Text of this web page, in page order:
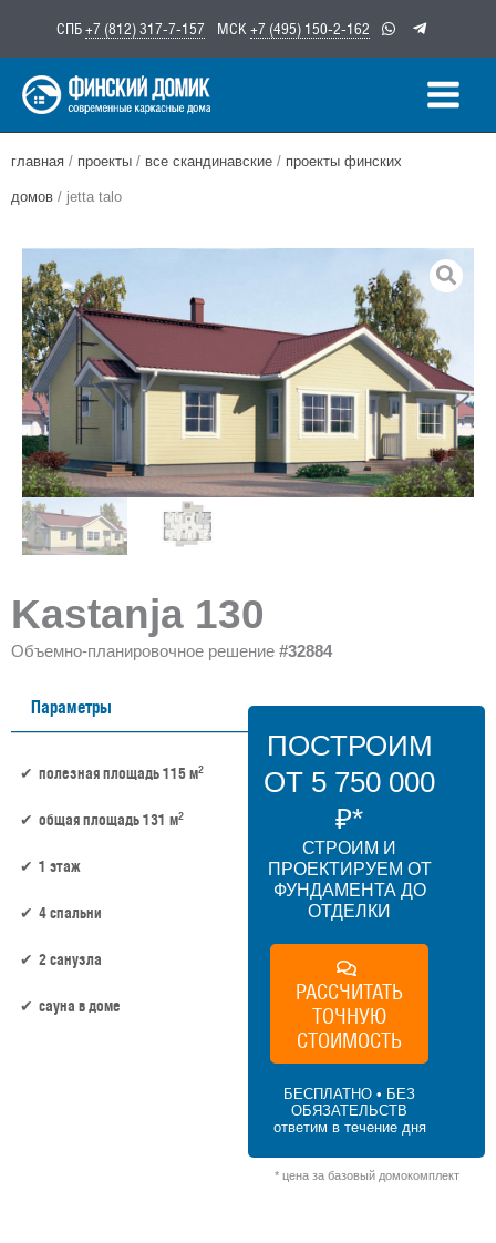
содержимому
СПБ+7 (812) 317-7-157 МСК +7 (495) 150-2-162
главная / проекты / все скандинавские / проекты финских
домов / jetta talo
Kastanja 130
Объемно-планировочное решение #32884
Параметры
полезная площадь 115 м2
общая площадь 131 м2
1 этаж
4 спальни
2 санузла
сауна в доме
ПОСТРОИМ
ОТ 5 750 000
₽*
СТРОИМ И
ПРОЕКТИРУЕМ ОТ
ФУНДАМЕНТА ДО
ОТДЕЛКИ
РАССЧИТАТЬ
ТОЧНУЮ
СТОИМОСТЬ
БЕСПЛАТНО • БЕЗ
ОБЯЗАТЕЛЬСТВ
ответим в течение дня
* цена за базовый домокомплект